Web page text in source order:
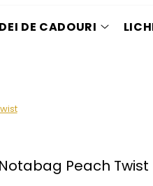
DE CADOURI
Peach Twist